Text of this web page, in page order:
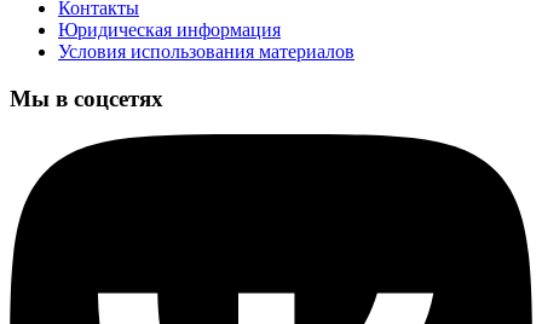
Контакты
Юридическая информация
Условия использования материалов
Мы в соцсетях